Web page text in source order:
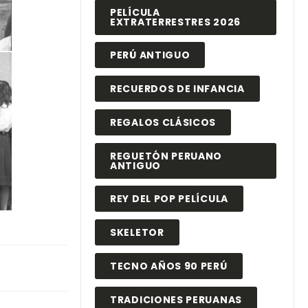
PELÍCULA
EXTRATERRESTRES 2026
PERÚ ANTIGUO
RECUERDOS DE INFANCIA
REGALOS CLÁSICOS
REGUETÓN PERUANO
ANTIGUO
REY DEL POP PELÍCULA
SKELETOR
TECNO AÑOS 90 PERÚ
TRADICIONES PERUANAS